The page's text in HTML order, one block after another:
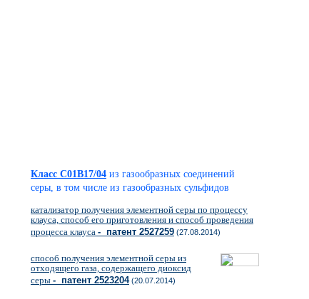
Класс C01B17/04 из газообразных соединений
серы, в том числе из газообразных сульфидов
катализатор получения элементной серы по процессу
клауса, способ его приготовления и способ проведения
процесса клауса - патент 2527259 (27.08.2014)
способ получения элементной серы из
отходящего газа, содержащего диоксид
серы - патент 2523204(20.07.2014)